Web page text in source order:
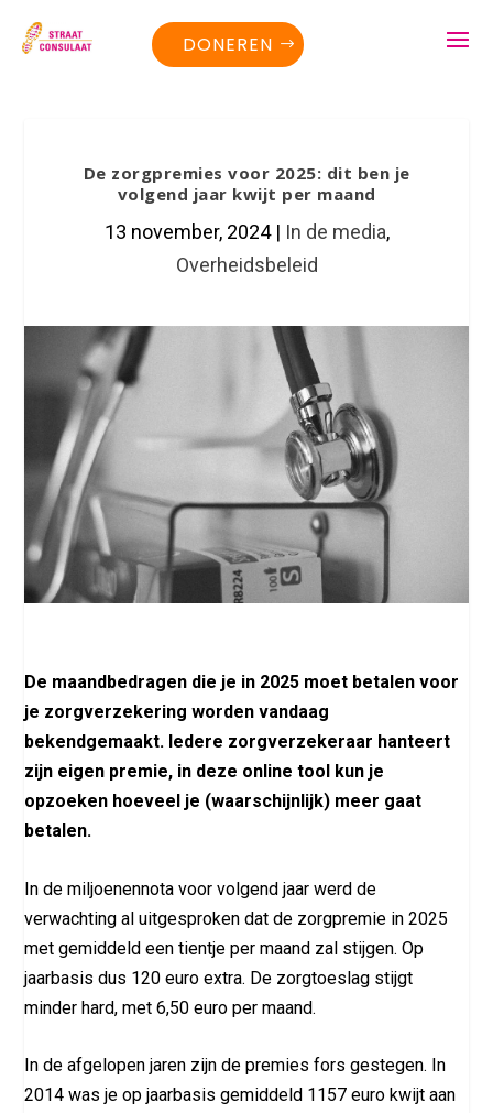
DONEREN
De zorgpremies voor 2025: dit ben je
volgend jaar kwijt per maand
13 november, 2024| In de media,
Overheidsbeleid
De maandbedragen die je in 2025 moet betalen voor
je zorgverzekering worden vandaag
bekendgemaakt. Iedere zorgverzekeraar hanteert
zijn eigen premie, in deze online tool kun je
opzoeken hoeveel je (waarschijnlijk) meer gaat
betalen.
In de miljoenennota voor volgend jaar werd de
verwachting al uitgesproken dat de zorgpremie in 2025
met gemiddeld een tientje per maand zal stijgen. Op
jaarbasis dus 120 euro extra. De zorgtoeslag stijgt
minder hard, met 6,50 euro per maand.
In de afgelopen jaren zijn de premies fors gestegen. In
2014 was je op jaarbasis gemiddeld 1157 euro kwijt aan